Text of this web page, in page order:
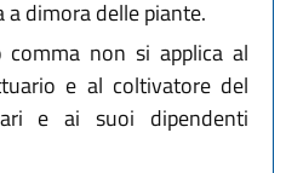
a dimora delle piante.
non si applica al
e al coltivatore del
e ai suoi dipendenti